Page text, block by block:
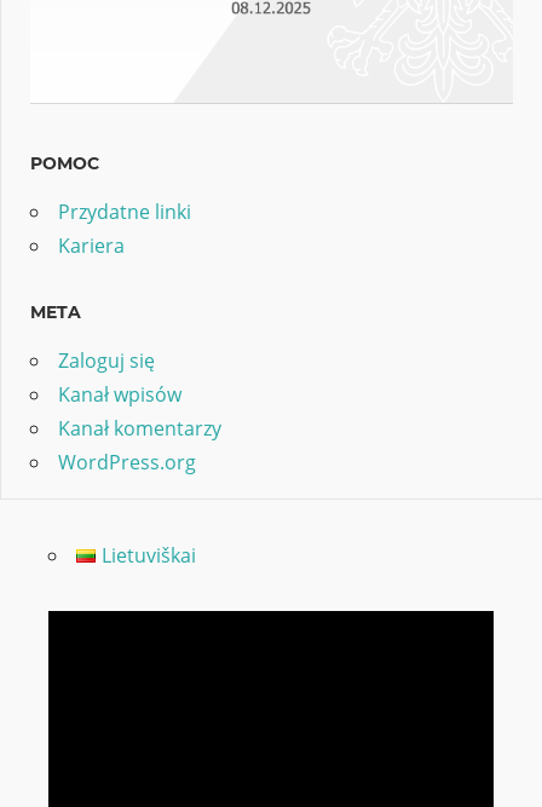
POMOC
Przydatne linki
Kariera
META
Zaloguj się
Kanał wpisów
Kanał komentarzy
WordPress.org
Lietuviškai